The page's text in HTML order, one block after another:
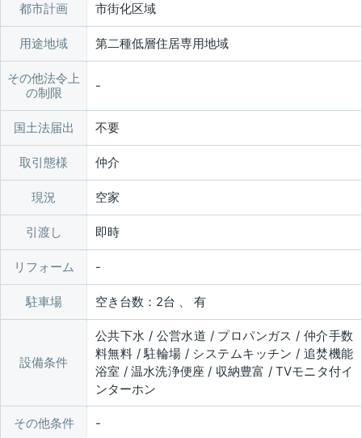
都市計画 市街化区域
用途地域 第二種低層住居専用地域
その他法令上
の制限
国土法届出 不要
取引態様 仲介
現況 空家
引渡し 即時
リフォーム
駐車場 空き台数：2台 、 有
設備条件
公共下水 / 公営水道 / プロパンガス / 仲介手数
料無料 / 駐輪場 / システムキッチン / 追焚機能
浴室 / 温水洗浄便座 / 収納豊富 / TVモニタ付イ
ンターホン
その他条件